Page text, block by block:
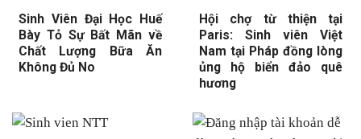
Sinh Viên Đại Học Huế
Bày Tỏ Sự Bất Mãn về
Chất Lượng Bữa Ăn
Không Đủ No
Hội chợ từ thiện tại
Paris: Sinh viên Việt
Nam tại Pháp đồng lòng
ủng hộ biển đảo quê
hương